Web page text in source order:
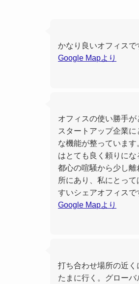
かなり良いオフィスで
Google Mapより
オフィスの使い勝手が
スタートアップ企業に
な機能が整っていま
はとても良く頼りにな
都心の喧騒から少し
所にあり、私にとっ
すいシェアオフィスで
Google Mapより
打ち合わせ場所の近く
たまに行く。グローバ